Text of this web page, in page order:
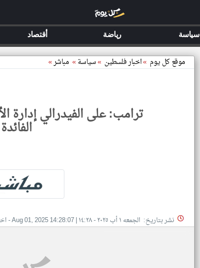
موقع كل يوم »اخبار فلسطين »سياسة» مباشر»
ترامب: على الفيدرالي إدارة
الفائدة
نشر بتاريخ: الجمعه ١ أب ٢٠٢٥ - ١٤:٢٨ |
Aug 01, 2025 14:28:07
-
سياسة رياضة أقتصاد